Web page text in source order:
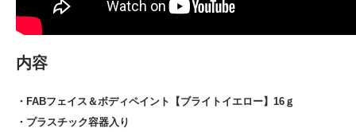
内容
・FABフェイス＆ボディペイント【ブライトイエロー】16ｇ
・プラスチック容器入り